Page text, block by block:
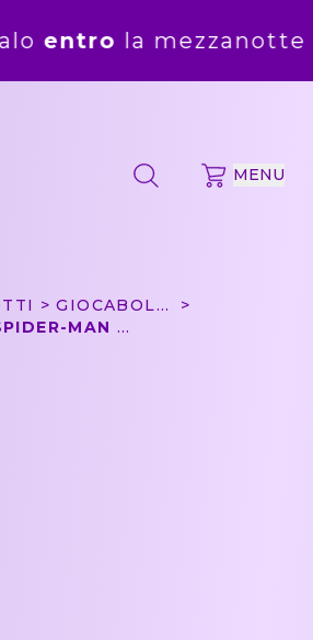
mezzanotte del5
MENU
GIOCABOLLE
SPIDER-MAN - SPADA BOLLE BUBBLE WORLD